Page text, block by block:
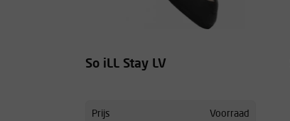
So iLL Stay LV
Prijs Voorraad